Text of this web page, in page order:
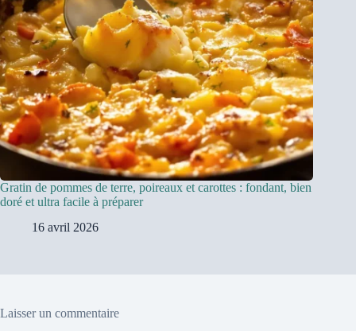
Gratin de pommes de terre, poireaux et carottes : fondant, bien
doré et ultra facile à préparer
16 avril 2026
Laisser un commentaire